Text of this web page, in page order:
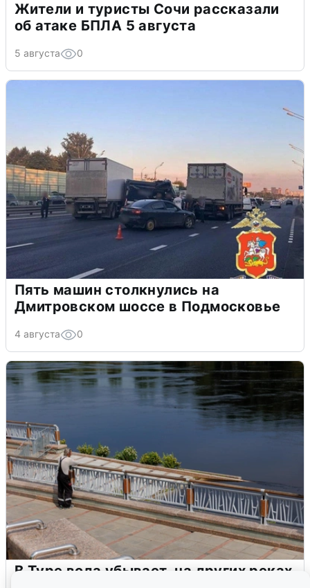
Жители и туристы Сочи рассказали
об атаке БПЛА 5 августа
5 августа 0
Пять машин столкнулись на
Дмитровском шоссе в Подмосковье
4 августа 0
В Туре вода убывает, на других реках